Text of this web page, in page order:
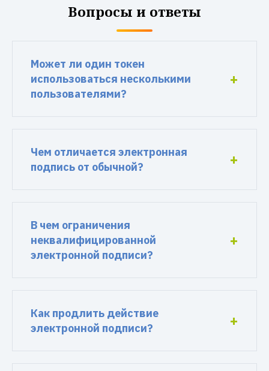
Вопросы и ответы
Может ли один токен
использоваться несколькими
пользователями?
Чем отличается электронная
подпись от обычной?
В чем ограничения
неквалифицированной
электронной подписи?
Как продлить действие
электронной подписи?